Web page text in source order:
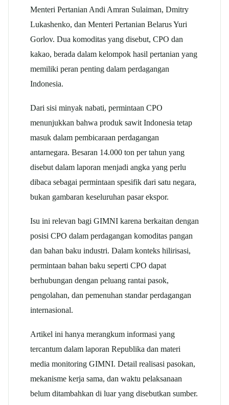
Menteri Pertanian Andi Amran Sulaiman, Dmitry
Lukashenko, dan Menteri Pertanian Belarus Yuri
Gorlov. Dua komoditas yang disebut, CPO dan
kakao, berada dalam kelompok hasil pertanian yang
memiliki peran penting dalam perdagangan
Indonesia.
Dari sisi minyak nabati, permintaan CPO
menunjukkan bahwa produk sawit Indonesia tetap
masuk dalam pembicaraan perdagangan
antarnegara. Besaran 14.000 ton per tahun yang
disebut dalam laporan menjadi angka yang perlu
dibaca sebagai permintaan spesifik dari satu negara,
bukan gambaran keseluruhan pasar ekspor.
Isu ini relevan bagi GIMNI karena berkaitan dengan
posisi CPO dalam perdagangan komoditas pangan
dan bahan baku industri. Dalam konteks hilirisasi,
permintaan bahan baku seperti CPO dapat
berhubungan dengan peluang rantai pasok,
pengolahan, dan pemenuhan standar perdagangan
internasional.
Artikel ini hanya merangkum informasi yang
tercantum dalam laporan Republika dan materi
media monitoring GIMNI. Detail realisasi pasokan,
mekanisme kerja sama, dan waktu pelaksanaan
belum ditambahkan di luar yang disebutkan sumber.